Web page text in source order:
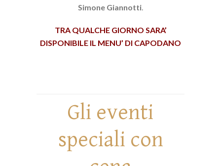
Simone Giannotti.
TRA QUALCHE GIORNO SARA’
DISPONIBILE IL MENU’ DI CAPODANO
Gli eventi
speciali con